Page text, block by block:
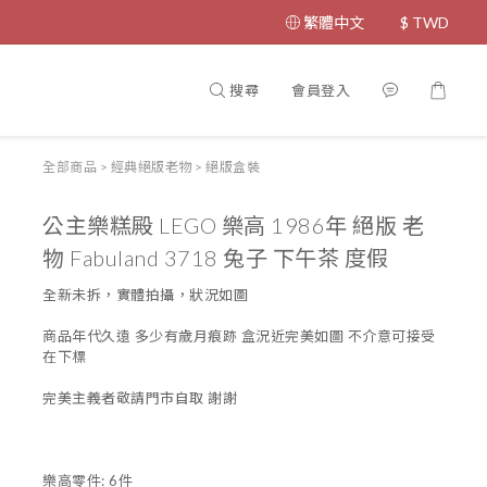
繁體中文 $ TWD
搜尋 會員登入
全部商品 > 經典絕版老物 > 絕版盒裝
公主樂糕殿 LEGO 樂高 1986年 絕版 老
物 Fabuland 3718 兔子 下午茶 度假
全新未拆，實體拍攝，狀況如圖
商品年代久遠 多少有歲月痕跡 盒況近完美如圖 不介意可接受
在下標
完美主義者敬請門市自取 謝謝
樂高零件: 6件